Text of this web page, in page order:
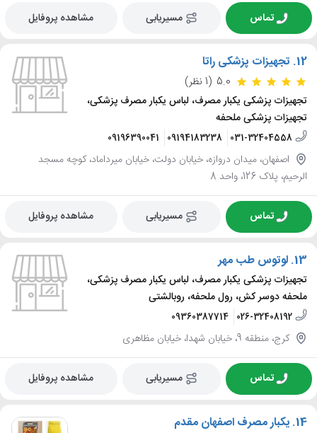
تماس مسیریابی مشاهده پروفایل
12. تجهیزات پزشکی راتا
5.0 (1 نظر)
تجهیزات پزشکی یکبار مصرف، لباس یکبار مصرف پزشکی،
تجهیزات پزشکی ملحفه
031-32404558
09194183238
09196390041
اصفهان، میدان دروازه، خیابان دولت، خیابان میرداماد، کوچه مسجد
الرحیم، پلاک 126، واحد 8
تماس مسیریابی مشاهده پروفایل
13. لوتوس طب مهر
تجهیزات پزشکی یکبار مصرف، لباس یکبار مصرف پزشکی،
ملحفه دوسر کش، رول ملحفه، روبالشتی
026-32408192
09360387714
کرج، منطقه 9، خیابان شهدا، خیابان مظاهری
تماس مسیریابی مشاهده پروفایل
14. یکبار مصرف اصفهان مقدم